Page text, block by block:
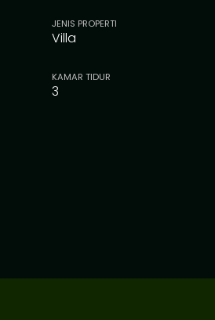
JENIS PROPERTI
Villa
KAMAR TIDUR
3